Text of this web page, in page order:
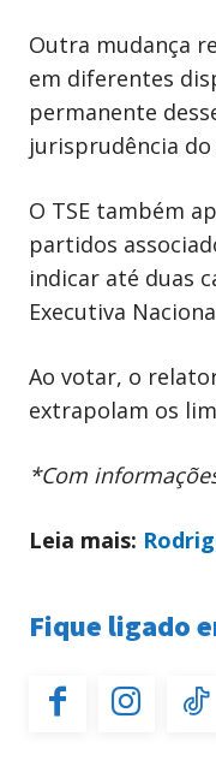
Outra mudança
em diferentes
permanente
jurisprudência do
O TSE também
partidos
indicar até duas
Executiva
Ao votar, o
extrapolam os
*Com
Leia mais:
Fique ligado